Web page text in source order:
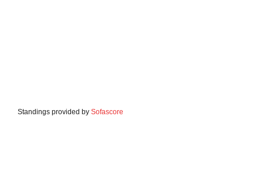
Standings provided by Sofascore